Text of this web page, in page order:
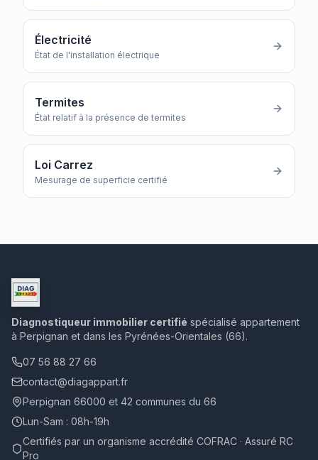
Électricité
État de l'installation électrique
Termites
État relatif à la présence de termites
Loi Carrez
Mesurage de superficie certifié
Diagnostiqueur immobilier certifié spécialisé appartement
à Perpignan et dans les Pyrénées-Orientales (66).
07 56 88 27 66
contact@diagappart.fr
Perpignan 66000 et 42 communes du 66
Lun-Sam : 08h-19h
Certifiés par un organisme accrédité COFRAC · Assuré RC
Pro